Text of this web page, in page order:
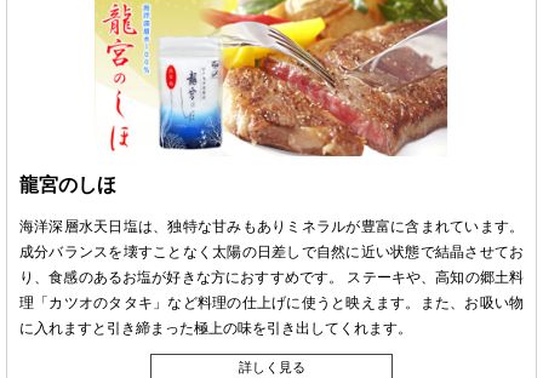
龍宮のしほ
海洋深層水天日塩は、独特な甘みもありミネラルが豊富に含まれています。
成分バランスを壊すことなく太陽の日差しで自然に近い状態で結晶させてお
り、食感のあるお塩が好きな方におすすめです。 ステーキや、高知の郷土料
理「カツオのタタキ」など料理の仕上げに使うと映えます。また、お吸い物
に入れますと引き締まった極上の味を引き出してくれます。
詳しく見る